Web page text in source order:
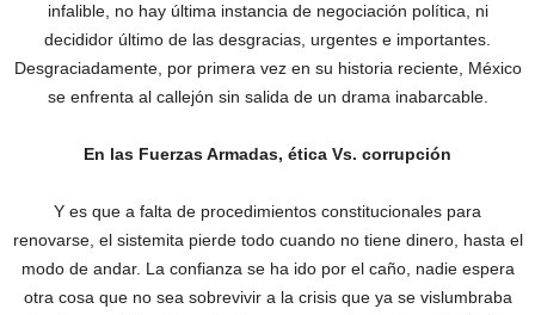
infalible, no hay última instancia de negociación política, ni
decididor último de las desgracias, urgentes e importantes.
Desgraciadamente, por primera vez en su historia reciente, México
se enfrenta al callejón sin salida de un drama inabarcable.
En las Fuerzas Armadas, ética Vs. corrupción
Y es que a falta de procedimientos constitucionales para
renovarse, el sistemita pierde todo cuando no tiene dinero, hasta el
modo de andar. La confianza se ha ido por el caño, nadie espera
otra cosa que no sea sobrevivir a la crisis que ya se vislumbraba